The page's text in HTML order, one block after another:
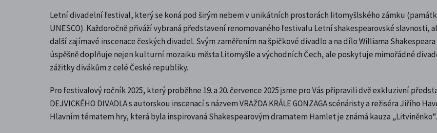
Letní divadelní festival, který se koná pod širým nebem v unikátních prostorách litomyšlského zámku
UNESCO). Každoročně přiváží vybraná představení renomovaného festivalu Letní shakespearovské slavnosti,
další zajímavé inscenace českých divadel. Svým zaměřením na špičkové divadlo a na dílo Williama Shakespeara
úspěšně doplňuje nejen kulturní mozaiku města Litomyšle a východních Čech, ale poskytuje mimořádné
zážitky divákům z celé České republiky.
Pro festivalový ročník 2025, který proběhne 19. a 20. července 2025 jsme pro Vás připravili dvě exkluzivní
DEJVICKÉHO DIVADLA s autorskou inscenací s názvem VRAŽDA KRÁLE GONZAGA scénáristy a režiséra Jiřího
Hlavním tématem hry, která byla inspirovaná Shakespearovým dramatem Hamlet je známá kauza „Litviněnko“.